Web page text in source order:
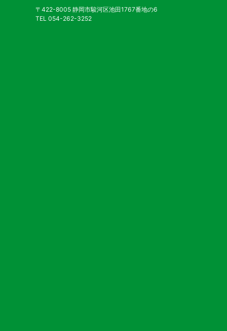
〒422-8005 静岡市駿河区池田1767番地の6
TEL 054-262-3252